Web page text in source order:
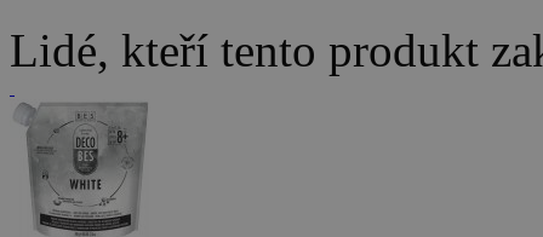
Lidé, kteří tento produkt